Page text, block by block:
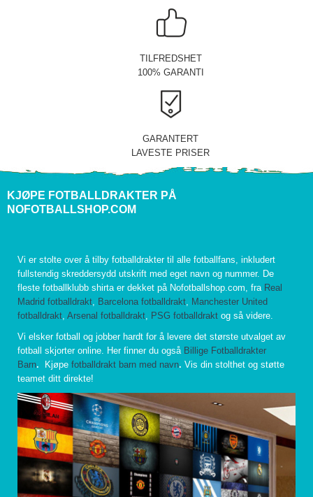
TILFREDSHET
100% GARANTI
GARANTERT
LAVESTE PRISER
KJØPE FOTBALLDRAKTER PÅ
NOFOTBALLSHOP.COM
Vi er stolte over å tilby fotballdrakter til alle fotballfans, inkludert
fullstendig skreddersydd utskrift med eget navn og nummer. De
fleste fotballklubb shirta er dekket på Nofotballshop.com, fra Real
Madrid fotballdrakt, Barcelona fotballdrakt, Manchester United
fotballdrakt, Arsenal fotballdrakt, PSG fotballdrakt og så videre.
Vi elsker fotball og jobber hardt for å levere det største utvalget av
fotball skjorter online. Her finner du også Billige Fotballdrakter
Barn. Kjøpe fotballdrakt barn med navn. Vis din stolthet og støtte
teamet ditt direkte!